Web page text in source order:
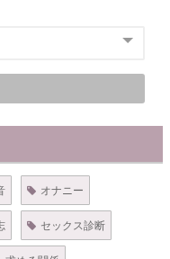
オナニー
セックス診断